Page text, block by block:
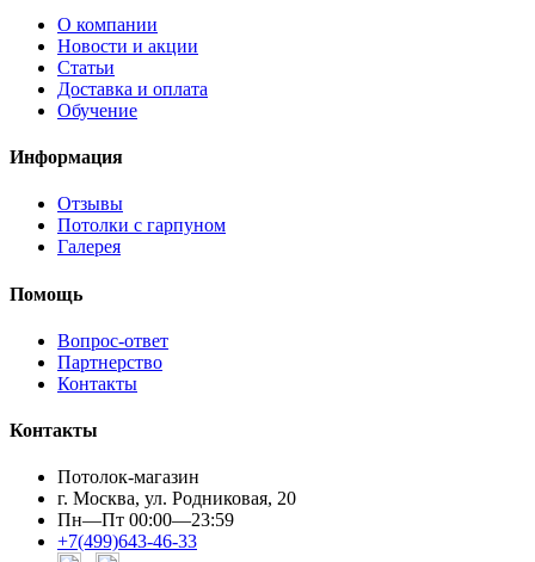
О компании
Новости и акции
Статьи
Доставка и оплата
Обучение
Информация
Отзывы
Потолки с гарпуном
Галерея
Помощь
Вопрос-ответ
Партнерство
Контакты
Контакты
Потолок-магазин
г. Москва, ул. Родниковая, 20
Пн—Пт 00:00—23:59
+7(499)643-46-33